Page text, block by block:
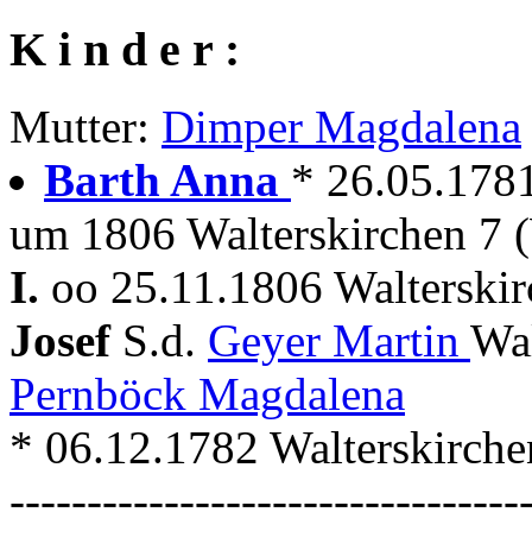
K i n d e r :
Mutter: Dimper Magdalena
Barth Anna *
um 1806 Walterskirchen 7
I. oo 25.11.1806
Josef S.d. Geyer Martin
Pernböck Magdalena
* 06.12.1782